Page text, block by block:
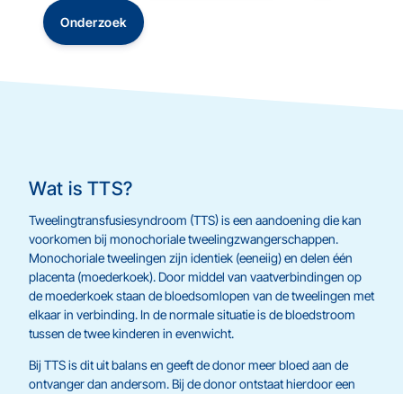
Onderzoek
Wat is TTS?
Tweelingtransfusiesyndroom (TTS) is een aandoening die kan
voorkomen bij monochoriale tweelingzwangerschappen.
Monochoriale tweelingen zijn identiek (eeneiig) en delen één
placenta (moederkoek). Door middel van vaatverbindingen op
de moederkoek staan de bloedsomlopen van de tweelingen met
elkaar in verbinding. In de normale situatie is de bloedstroom
tussen de twee kinderen in evenwicht.
Bij TTS is dit uit balans en geeft de donor meer bloed aan de
ontvanger dan andersom. Bij de donor ontstaat hierdoor een